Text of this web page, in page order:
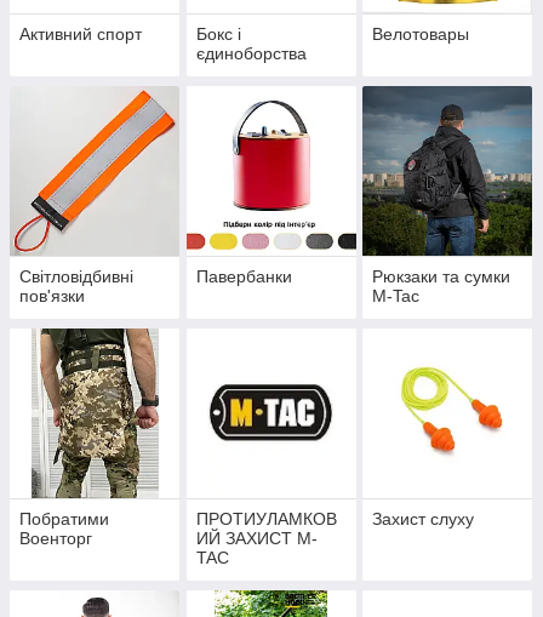
Активний спорт
Бокс і
єдиноборства
Велотовары
Світловідбивні
пов'язки
Павербанки
Рюкзаки та сумки
M-Tac
Побратими
Военторг
ПРОТИУЛАМКОВ
ИЙ ЗАХИСТ M-
TAC
Захист слуху